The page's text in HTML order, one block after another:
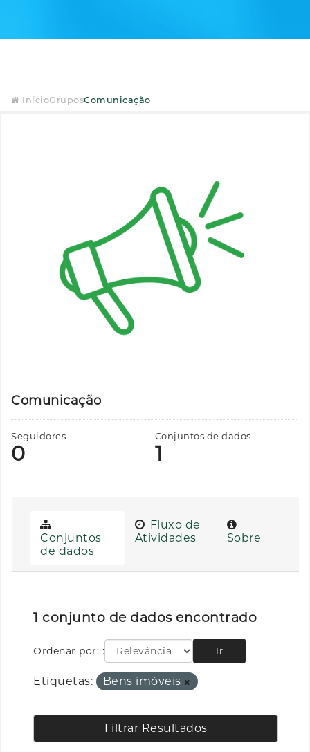
InícioGruposComunicação
Comunicação
Seguidores
0
Conjuntos de dados
1
Conjuntos
de dados
Fluxo de
Atividades
Sobre
1 conjunto de dados encontrado
Ordenar por: Ir
Etiquetas: Bens imóveis
Filtrar Resultados